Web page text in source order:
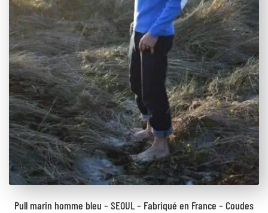
Pull marin homme bleu – SEOUL – Fabriqué en France – Coudes